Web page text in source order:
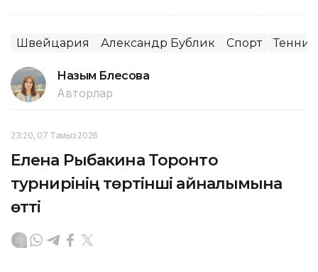
Швейцария Александр Бублик Спорт Теннис
Назым Бөлесова
Авторлар
23:20, 07 Тамыз 2026
Елена Рыбакина Торонто
турнирінің төртінші айналымына
өтті